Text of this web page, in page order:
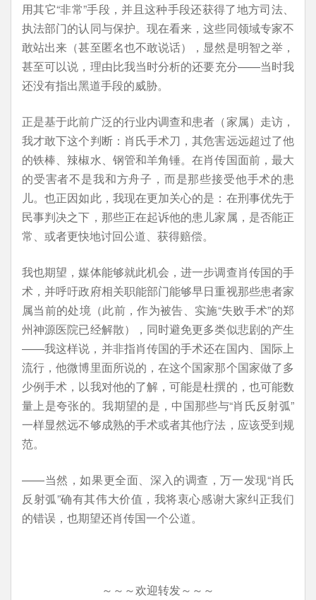
用其它“非常”手段，并且这种手段还获得了地方司法、
执法部门的认同与保护。现在看来，这些同领域专家不
敢站出来（甚至匿名也不敢说话），显然是明智之举，
甚至可以说，理由比我当时分析的还要充分——当时我
还没有指出黑道手段的威胁。
正是基于此前广泛的行业内调查和患者（家属）走访，
我才敢下这个判断：肖氏手术刀，其危害远远超过了他
的铁棒、辣椒水、钢管和羊角锤。在肖传国面前，最大
的受害者不是我和方舟子，而是那些接受他手术的患
儿。也正因如此，我现在更加关心的是：在刑事优先于
民事判决之下，那些正在起诉他的患儿家属，是否能正
常、或者更快地讨回公道、获得赔偿。
我也期望，媒体能够就此机会，进一步调查肖传国的手
术，并呼吁政府相关职能部门能够早日重视那些患者家
属当前的处境（此前，作为被告、实施“失败手术”的郑
州神源医院已经解散），同时避免更多类似悲剧的产生
——我这样说，并非指肖传国的手术还在国内、国际上
流行，他微博里面所说的，在这个国家那个国家做了多
少例手术，以我对他的了解，可能是杜撰的，也可能数
量上是夸张的。我期望的是，中国那些与“肖氏反射弧”
一样显然远不够成熟的手术或者其他疗法，应该受到规
范。
——当然，如果更全面、深入的调查，万一发现“肖氏
反射弧”确有其伟大价值，我将衷心感谢大家纠正我们
的错误，也期望还肖传国一个公道。
～～～欢迎转发～～～